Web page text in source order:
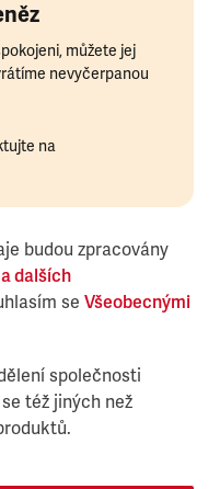
můžete jej
nevyčerpanou
na
budou zpracovány
dalších
se Všeobecnými
společnosti
též jiných než